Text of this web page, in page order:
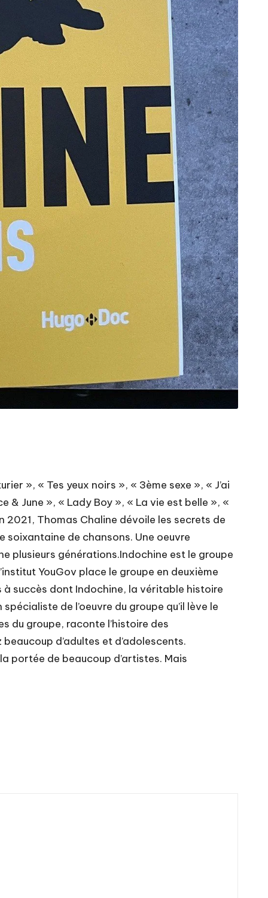
», « Tes yeux noirs », « 3ème sexe », « J’ai
& June », « Lady Boy », « La vie est belle », «
2021, Thomas Chaline dévoile les secrets de
soixantaine de chansons. Une oeuvre
plusieurs générations.Indochine est le groupe
YouGov place le groupe en deuxième
à succès dont Indochine, la véritable histoire
de l’oeuvre du groupe qu’il lève le
du groupe, raconte l’histoire des
d’adultes et d’adolescents.
portée de beaucoup d’artistes. Mais